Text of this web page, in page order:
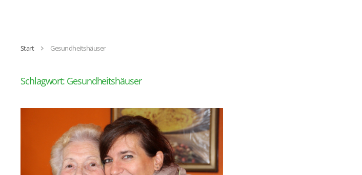
Start Gesundheitshäuser
Schlagwort: Gesundheitshäuser